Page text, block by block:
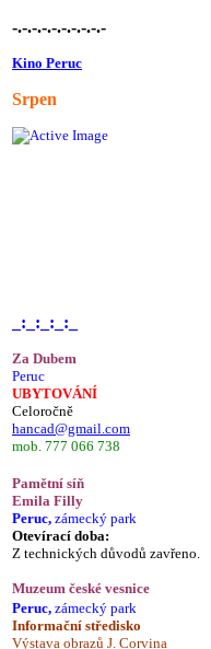
-.-.-.-.-.-.-.-.-.-
Kino Peruc
Srpen
_:_:_:_:_
Za Dubem
Peruc
UBYTOVÁNÍ
Celoročně
hancad@gmail.com
mob. 777 066 738
Pamětní síň
Emila Filly
Peruc, zámecký park
Otevírací doba:
Z technických důvodů zavřeno.
Muzeum české vesnice
Peruc, zámecký park
Informační středisko
Výstava obrazů J. Corvina